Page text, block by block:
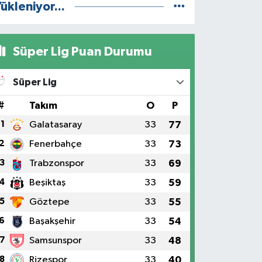
Süper Lig Puan Durumu
Süper Lig
Takım O P
1 Galatasaray 33 77
Fenerbahçe 33 73
3 Trabzonspor 33 69
Beşiktaş 33 59
5 Göztepe 33 55
Başakşehir 33 54
7 Samsunspor 33 48
8 Rizespor 33 40